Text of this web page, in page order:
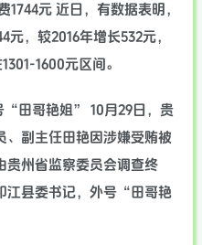
元 近日，有数据表明，
，较2016年增长532元，
1600元区间。
“田哥艳姐” 10月29日，贵
、副主任田艳因涉嫌受贿被
贵州省监察委员会调查终
江县委书记，外号“田哥艳